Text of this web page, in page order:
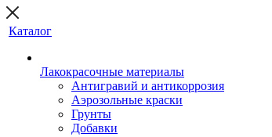
Каталог
Лакокрасочные материалы
Антигравий и антикоррозия
Аэрозольные краски
Грунты
Добавки